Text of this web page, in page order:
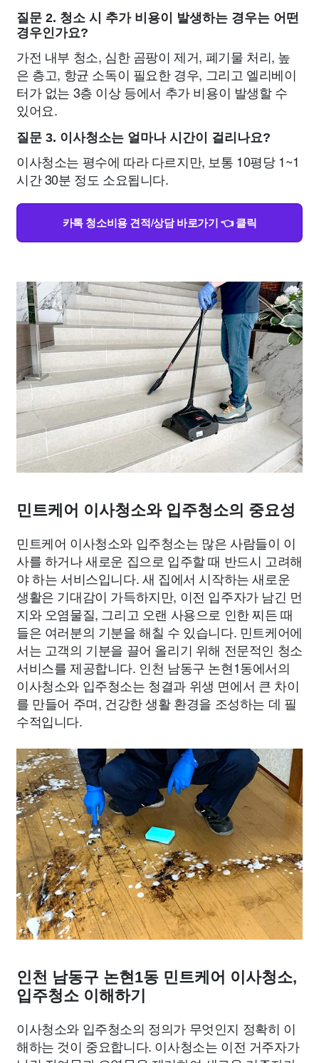
질문 2. 청소 시 추가 비용이 발생하는 경우는 어떤
경우인가요?
가전 내부 청소, 심한 곰팡이 제거, 폐기물 처리, 높
은 층고, 항균 소독이 필요한 경우, 그리고 엘리베이
터가 없는 3층 이상 등에서 추가 비용이 발생할 수
있어요.
질문 3. 이사청소는 얼마나 시간이 걸리나요?
이사청소는 평수에 따라 다르지만, 보통 10평당 1~1
시간 30분 정도 소요됩니다.
카톡 청소비용 견적/상담 바로가기 👈 클릭
민트케어 이사청소와 입주청소의 중요성
민트케어 이사청소와 입주청소는 많은 사람들이 이
사를 하거나 새로운 집으로 입주할 때 반드시 고려해
야 하는 서비스입니다. 새 집에서 시작하는 새로운
생활은 기대감이 가득하지만, 이전 입주자가 남긴 먼
지와 오염물질, 그리고 오랜 사용으로 인한 찌든 때
들은 여러분의 기분을 해칠 수 있습니다. 민트케어에
서는 고객의 기분을 끌어 올리기 위해 전문적인 청소
서비스를 제공합니다. 인천 남동구 논현1동에서의
이사청소와 입주청소는 청결과 위생 면에서 큰 차이
를 만들어 주며, 건강한 생활 환경을 조성하는 데 필
수적입니다.
인천 남동구 논현1동 민트케어 이사청소,
입주청소 이해하기
이사청소와 입주청소의 정의가 무엇인지 정확히 이
해하는 것이 중요합니다. 이사청소는 이전 거주자가